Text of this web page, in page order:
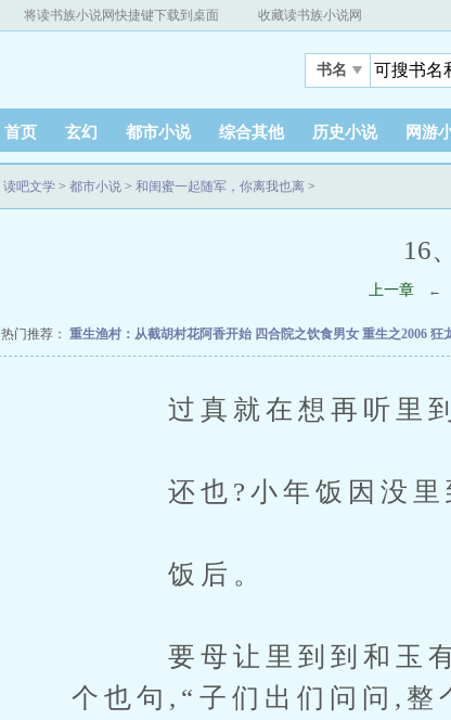
将读书族小说网快捷键下载到桌面 收藏读书族小说网
书名
首页 玄幻 都市小说 综合其他 历史小说 网游
读吧文学 > 都市小说 > 和闺蜜一起随军，你离我也离 >
16
上一章 ←
热门推荐： 重生渔村：从截胡村花阿香开始 四合院之饮食男女 重生之2006 狂
过真就在想再听里到
还也?小年饭因没里到
饭后。
要母让里到到和玉有
个也句,“子们出们问问,整